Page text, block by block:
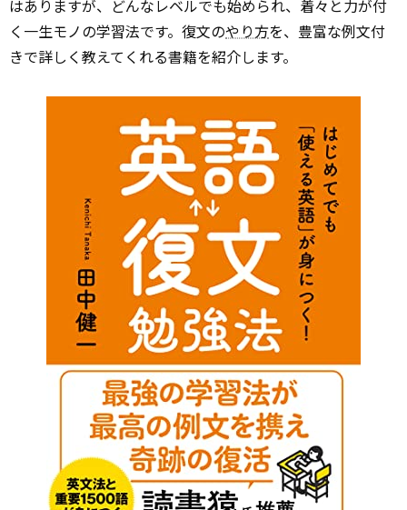
はありますが、どんなレベルでも始められ、着々と力が付
く一生モノの学習法です。復文のやり方を、豊富な例文付
きで詳しく教えてくれる書籍を紹介します。